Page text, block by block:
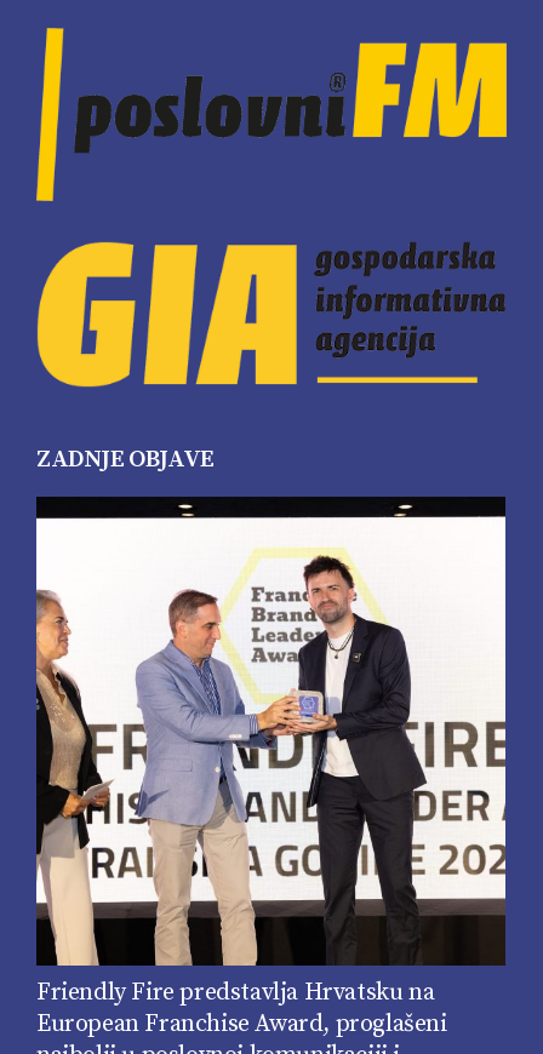
ZADNJE OBJAVE
Friendly Fire predstavlja Hrvatsku na
European Franchise Award, proglašeni